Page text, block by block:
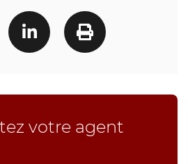
votre agent